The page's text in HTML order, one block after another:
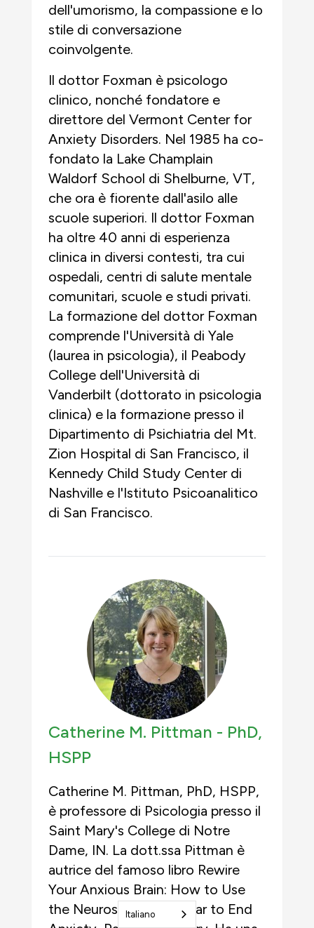
dell'umorismo, la compassione e lo
stile di conversazione
coinvolgente.
Il dottor Foxman è psicologo
clinico, nonché fondatore e
direttore del Vermont Center for
Anxiety Disorders. Nel 1985 ha co-
fondato la Lake Champlain
Waldorf School di Shelburne, VT,
che ora è fiorente dall'asilo alle
scuole superiori. Il dottor Foxman
ha oltre 40 anni di esperienza
clinica in diversi contesti, tra cui
ospedali, centri di salute mentale
comunitari, scuole e studi privati.
La formazione del dottor Foxman
comprende l'Università di Yale
(laurea in psicologia), il Peabody
College dell'Università di
Vanderbilt (dottorato in psicologia
clinica) e la formazione presso il
Dipartimento di Psichiatria del Mt.
Zion Hospital di San Francisco, il
Kennedy Child Study Center di
Nashville e l'Istituto Psicoanalitico
di San Francisco.
Catherine M. Pittman - PhD,
HSPP
Catherine M. Pittman, PhD, HSPP,
è professore di Psicologia presso il
Saint Mary's College di Notre
Dame, IN. La dott.ssa Pittman è
autrice del famoso libro Rewire
Your Anxious Brain: How to Use
the Neuroscience of Fear to End
Italiano